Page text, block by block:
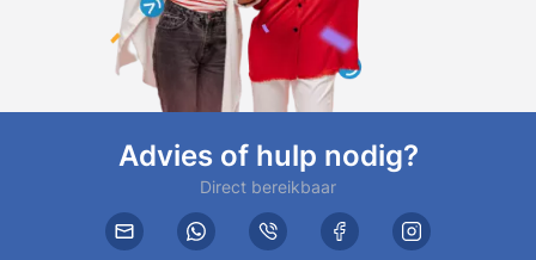
Advies of hulp nodig?
Direct bereikbaar